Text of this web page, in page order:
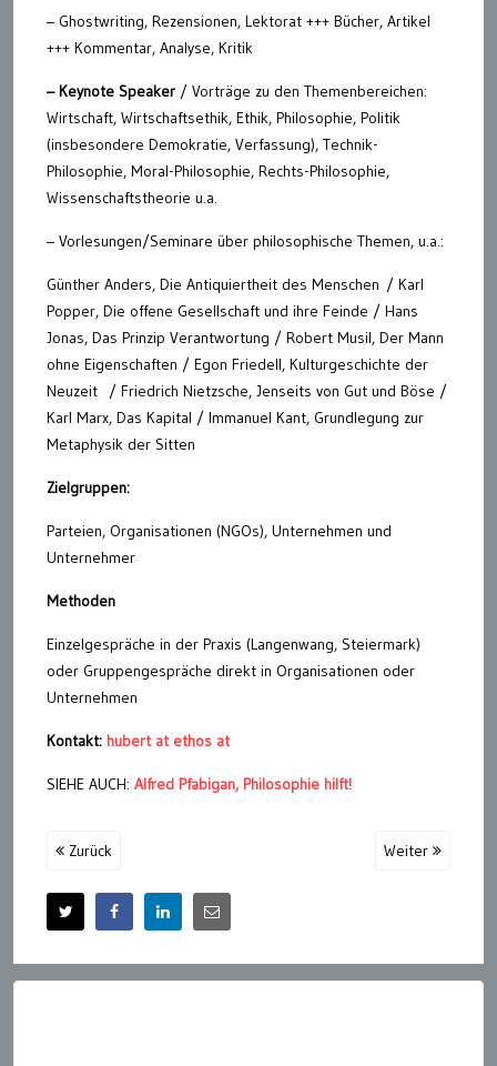
– Ghostwriting, Rezensionen, Lektorat +++ Bücher, Artikel
+++ Kommentar, Analyse, Kritik
– Keynote Speaker / Vorträge zu den Themenbereichen:
Wirtschaft, Wirtschaftsethik, Ethik, Philosophie, Politik
(insbesondere Demokratie, Verfassung), Technik-
Philosophie, Moral-Philosophie, Rechts-Philosophie,
Wissenschaftstheorie u.a.
– Vorlesungen/Seminare über philosophische Themen, u.a.:
Günther Anders, Die Antiquiertheit des Menschen / Karl
Popper, Die offene Gesellschaft und ihre Feinde / Hans
Jonas, Das Prinzip Verantwortung / Robert Musil, Der Mann
ohne Eigenschaften / Egon Friedell, Kulturgeschichte der
Neuzeit / Friedrich Nietzsche, Jenseits von Gut und Böse /
Karl Marx, Das Kapital / Immanuel Kant, Grundlegung zur
Metaphysik der Sitten
Zielgruppen:
Parteien, Organisationen (NGOs), Unternehmen und
Unternehmer
Methoden
Einzelgespräche in der Praxis (Langenwang, Steiermark)
oder Gruppengespräche direkt in Organisationen oder
Unternehmen
Kontakt: hubert at ethos at
SIEHE AUCH: Alfred Pfabigan, Philosophie hilft!
Zurück Weiter